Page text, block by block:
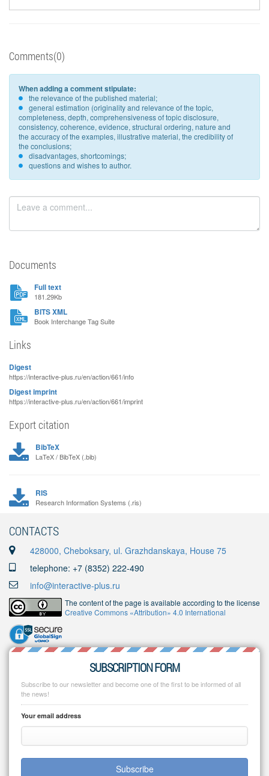
Comments(0)
When adding a comment stipulate:
the relevance of the published material;
general estimation (originality and relevance of the topic,
completeness, depth, comprehensiveness of topic disclosure,
consistency, coherence, evidence, structural ordering, nature and
the accuracy of the examples, illustrative material, the credibility of
the conclusions;
disadvantages, shortcomings;
questions and wishes to author.
Documents
Full text
181.29Kb
BITS XML
Book Interchange Tag Suite
Links
Digest
https://interactive-plus.ru/en/action/661/info
Digest imprint
https://interactive-plus.ru/en/action/661/imprint
Export citation
BibTeX
LaTeX / BibTeX (.bib)
RIS
Research Information Systems (.ris)
CONTACTS
428000, Cheboksary, ul. Grazhdanskaya, House 75
telephone: +7 (8352) 222-490
info@interactive-plus.ru
The content of the page is available according to the license
Creative Commons «Attribution» 4.0 International
SUBSCRIPTION FORM
Subscribe to our newsletter and become one of the first to be informed of all
the news!
Your email address
Subscribe